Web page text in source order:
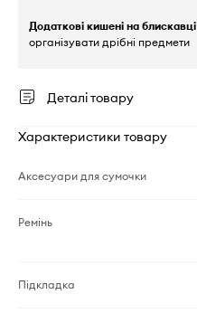
Додаткові кишені на блискавці
організувати дрібні предмети
Деталі товару
Характеристики товару
Аксесуари для сумочки
Ремінь
Підкладка